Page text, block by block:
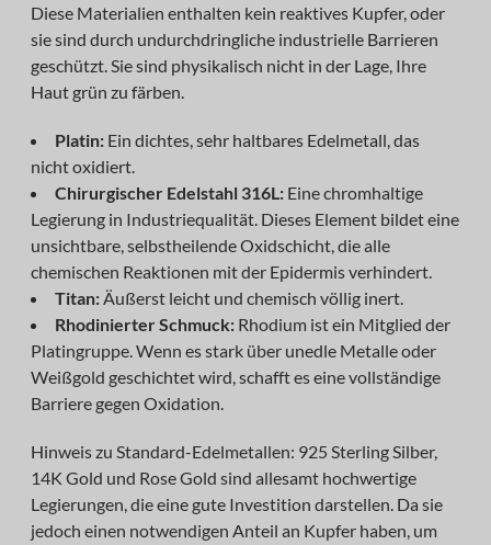
Diese Materialien enthalten kein reaktives Kupfer, oder
sie sind durch undurchdringliche industrielle Barrieren
geschützt. Sie sind physikalisch nicht in der Lage, Ihre
Haut grün zu färben.
Platin:Ein dichtes, sehr haltbares Edelmetall, das
nicht oxidiert.
Chirurgischer Edelstahl 316L:Eine chromhaltige
Legierung in Industriequalität. Dieses Element bildet eine
unsichtbare, selbstheilende Oxidschicht, die alle
chemischen Reaktionen mit der Epidermis verhindert.
Titan:Äußerst leicht und chemisch völlig inert.
Rhodinierter Schmuck:Rhodium ist ein Mitglied der
Platingruppe. Wenn es stark über unedle Metalle oder
Weißgold geschichtet wird, schafft es eine vollständige
Barriere gegen Oxidation.
Hinweis zu Standard-Edelmetallen: 925 Sterling Silber,
14K Gold und Rose Gold sind allesamt hochwertige
Legierungen, die eine gute Investition darstellen. Da sie
jedoch einen notwendigen Anteil an Kupfer haben, um